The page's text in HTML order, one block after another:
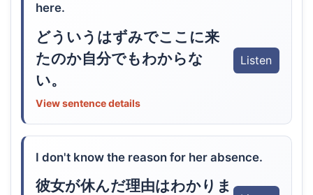
here.
どういうはずみでここに来
たのか自分でもわからな
い。
Listen
View sentence details
I don't know the reason for her absence.
彼女が休んだ理由はわかりま